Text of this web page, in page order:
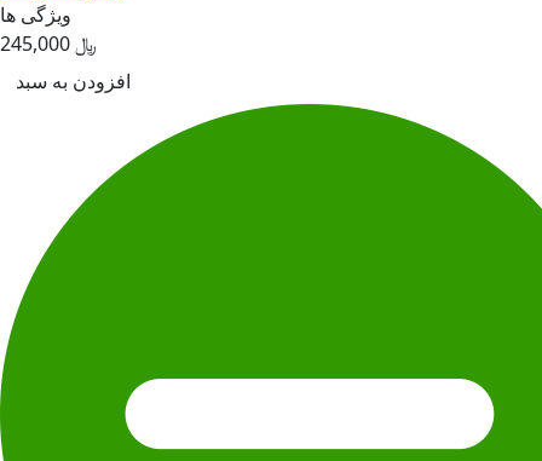
ویژگی ها
245,000﷼
افزودن به سبد